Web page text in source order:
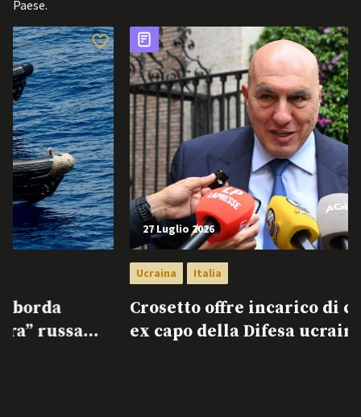
Paese.
27 Luglio 2026
Crosetto offre incarico di consulente ad
ex capo della Difesa ucraino Fedorov